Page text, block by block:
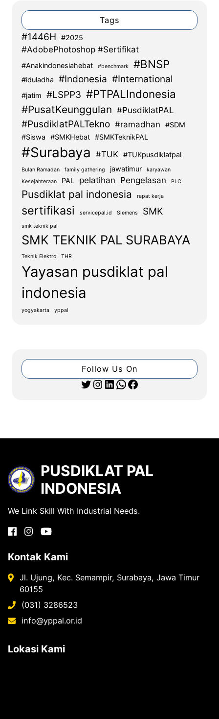
Tags
#1446H #2025
#AdobePhotoshop #Sertifikat
#Anakindonesiahebat #benchmark #BNSP
#iduladha #Indonesia #International
#jatim #LSPP3 #PTPALIndonesia
#PusatKeunggulan #PusdiklatPAL
#PusdiklatPALTekno #ramadhan
#SDM
#Siswa
#SMKHebat #SMKTeknikPAL
#Surabaya #TUK #TUKpusdiklatpal
Bulan Ramadan family gathering jawatimur
karyawan
Kesejahteraan
PAL pelatihan Pengelasan PLC
Pusdiklat pal indonesia rapat kerja
sertifikasi servicepal.id Siemens SMK
smk teknik pal
SMK TEKNIK PAL SURABAYA
Teknik Elektro THR
Yayasan pusdiklat pal
indonesia
yogyakarta yppal
Follow Us On
Twitter InstagramLinkedIn WhatsApp Facebook
PUSDIKLAT PAL
INDONESIA
We Link Skill With Industrial Needs.
Kontak Kami
Jl. Ujung, Kec. Semampir, Surabaya, Jawa Timur
60155
(031) 3286523
info@yppal.or.id
Lokasi Kami